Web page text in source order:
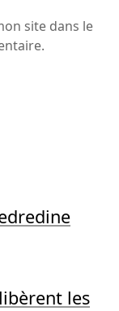
site dans le
les